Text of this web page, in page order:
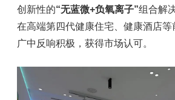
创新性的“无蓝微+负氧离子”组合解
在高端第四代健康住宅 、健康酒店
广中反响积极，获得市场认可。